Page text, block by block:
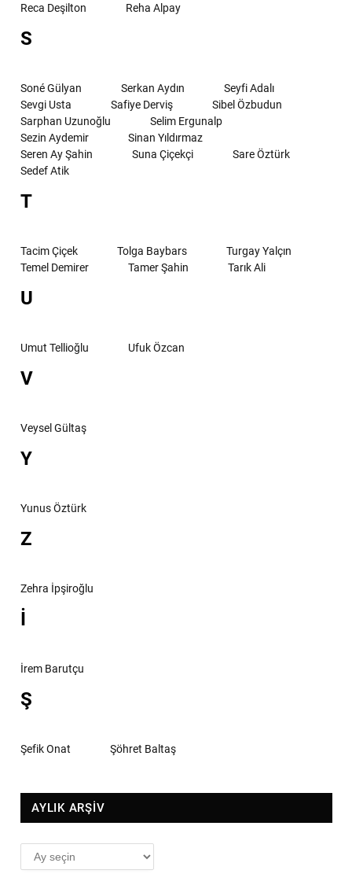
Reca Deşilton Reha Alpay
S
Soné Gülyan Serkan Aydın
Seyfi Adalı
Sevgi Usta
Safiye Derviş
Sibel Özbudun
Sarphan Uzunoğlu
Selim Ergunalp
Sezin Aydemir
Sinan Yıldırmaz
Seren Ay Şahin
Suna Çiçekçi
Sare Öztürk
Sedef Atik
T
Tacim Çiçek Tolga Baybars
Turgay Yalçın
Temel Demirer
Tamer Şahin Tarık Ali
U
Umut Tellioğlu Ufuk Özcan
V
Veysel Gültaş
Y
Yunus Öztürk
Z
Zehra İpşiroğlu
İ
İrem Barutçu
Ş
Şefik Onat Şöhret Baltaş
AYLIK ARŞİV
AYLIK
ARŞİV